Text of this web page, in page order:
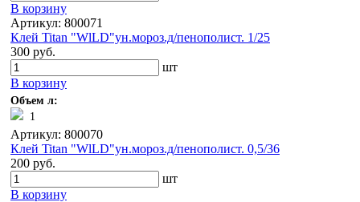
В корзину
Артикул: 800071
Клей Titan "WlLD"ун.мороз.д/пенополист. 1/25
300 руб.
шт
В корзину
Объем л:
1
Артикул: 800070
Клей Titan "WlLD"ун.мороз.д/пенополист. 0,5/36
200 руб.
шт
В корзину